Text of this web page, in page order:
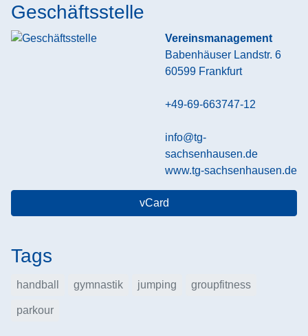
Geschäftsstelle
Vereinsmanagement
Babenhäuser Landstr. 6
60599 Frankfurt
+49-69-663747-12
info@tg-
sachsenhausen.de
www.tg-sachsenhausen.de
vCard
Tags
handball gymnastik jumping groupfitness
parkour